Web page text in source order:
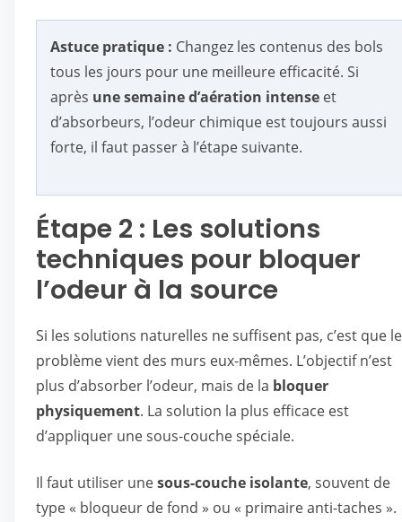
Astuce pratique : Changez les contenus des bols
tous les jours pour une meilleure efficacité. Si
après une semaine d’aération intense et
d’absorbeurs, l’odeur chimique est toujours aussi
forte, il faut passer à l’étape suivante.
Étape 2 : Les solutions
techniques pour bloquer
l’odeur à la source
Si les solutions naturelles ne suffisent pas, c’est que le
problème vient des murs eux-mêmes. L’objectif n’est
plus d’absorber l’odeur, mais de la bloquer
physiquement. La solution la plus efficace est
d’appliquer une sous-couche spéciale.
Il faut utiliser unesous-couche isolante, souvent de
type « bloqueur de fond » ou « primaire anti-taches ».